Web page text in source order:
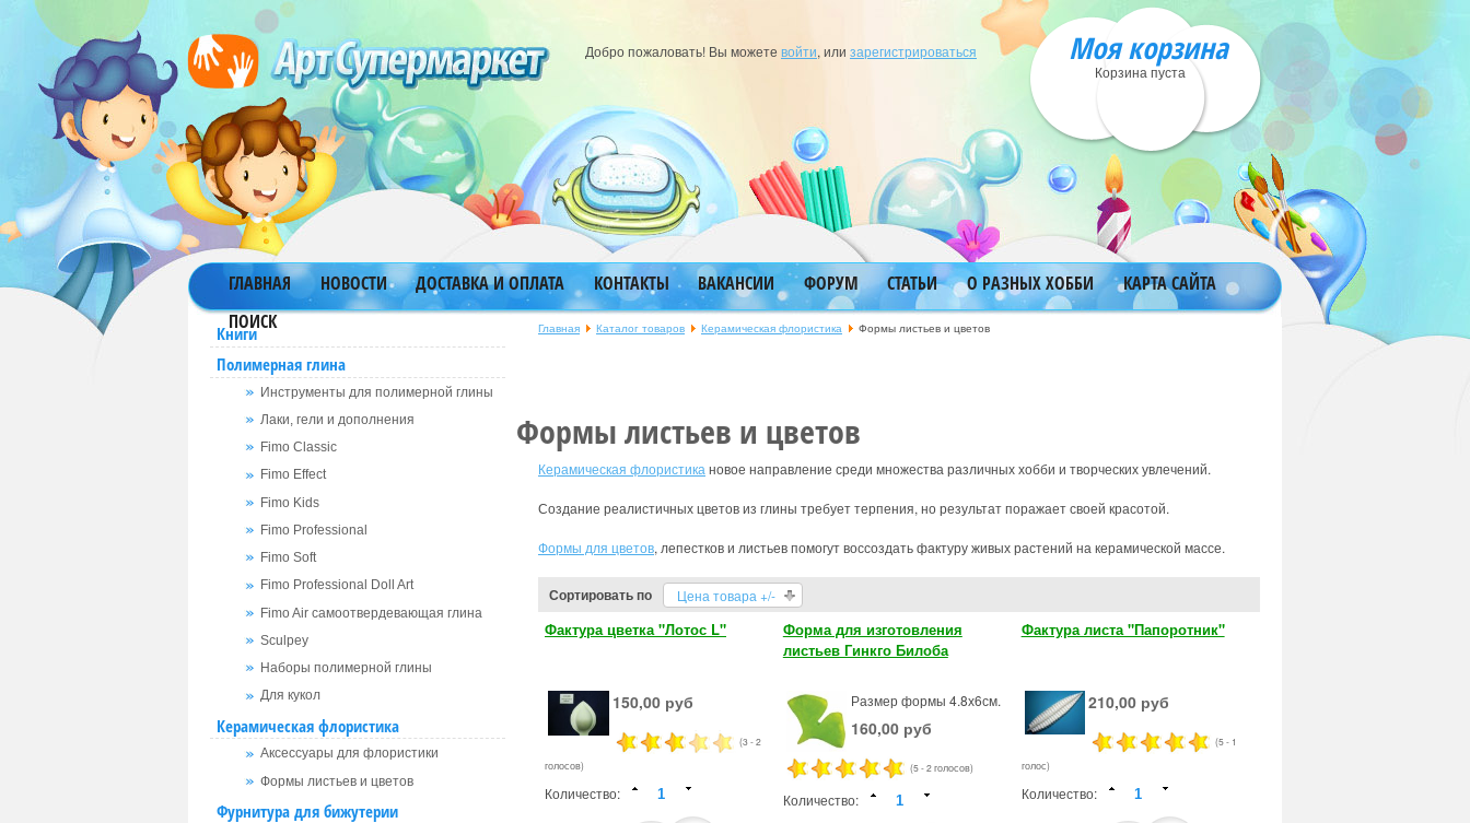
Добро пожаловать! Вы можете войти, или зарегистрироваться Моя корзина
Корзина пуста
ГЛАВНАЯ НОВОСТИ ДОСТАВКА И ОПЛАТА КОНТАКТЫ ВАКАНСИИ ФОРУМ СТАТЬИ О РАЗНЫХ ХОББИ
КАРТА САЙТА
ПОИСК
Книги
Полимерная глина
Инструменты для полимерной глины
Лаки, гели и дополнения
Fimo Classic
Fimo Effect
Fimo Kids
Fimo Professional
Fimo Soft
Fimo Professional Doll Art
Fimo Air самоотвердевающая глина
Sculpey
Наборы полимерной глины
Для кукол
Керамическая флористика
Аксессуары для флористики
Формы листьев и цветов
Фурнитура для бижутерии
Главная Каталог товаров Керамическая флористика Формы листьев и цветов
Формы листьев и цветов
Керамическая флористика новое направление среди множества различных хобби и творческих увлечений.
Создание реалистичных цветов из глины требует терпения, но результат поражает своей красотой.
Формы для цветов, лепестков и листьев помогут воссоздать фактуру живых растений на керамической массе.
Сортировать по Цена товара +/-
Фактура цветка "Лотос L"
150,00 руб
(3 - 2
голосов)
Количество:
Форма для изготовления
листьев Гинкго Билоба
Размер формы 4.8х6см.
160,00 руб
(5 - 2 голосов)
Количество:
Фактура листа "Папоротник"
210,00 руб
(5 - 1
голос)
Количество: